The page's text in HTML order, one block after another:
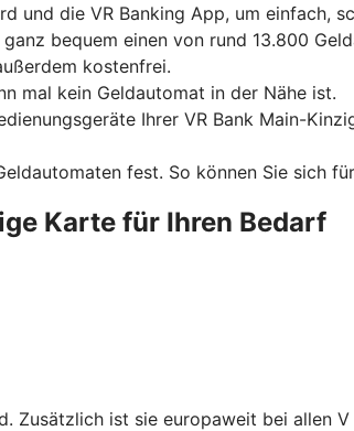
und die VR Banking App, um einfach,
bequem einen von rund 13.800
kostenfrei.
mal kein Geldautomat in der Nähe ist.
Ihrer VR Bank Main-
fest. So können Sie sich
Karte für Ihren Bedarf
ist sie europaweit bei allen